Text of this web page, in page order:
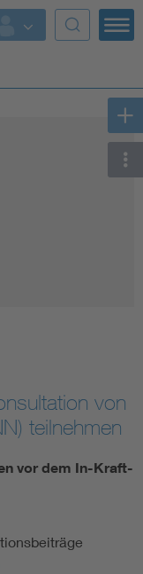
von
teilnehmen
vor dem In-Kraft-